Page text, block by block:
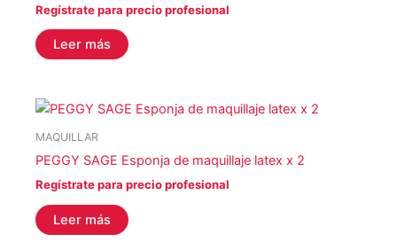
Regístrate para precio profesional
Leer más
MAQUILLAR
PEGGY SAGE Esponja de maquillaje latex x 2
Regístrate para precio profesional
Leer más